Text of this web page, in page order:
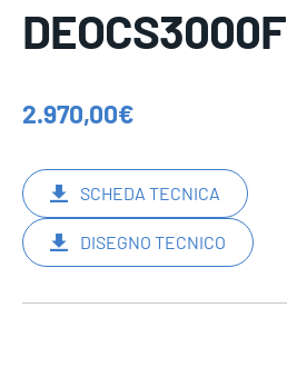
DEOCS3000F
2.970,00€
SCHEDA TECNICA
DISEGNO TECNICO